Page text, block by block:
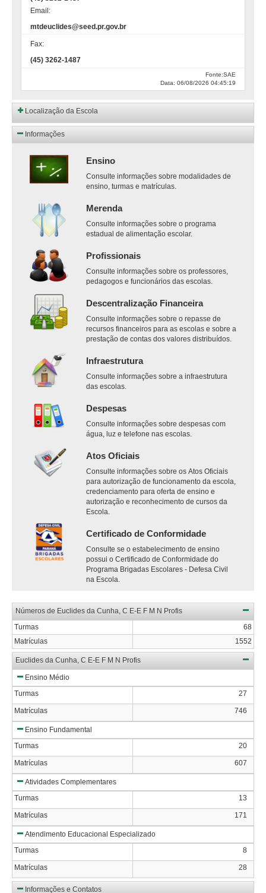
Email:
mtdeuclides@seed.pr.gov.br
Fax:
(45) 3262-1487
Fonte:SAE
Data: 06/08/2026 04:45:19
Localização da Escola
Informações
Ensino
Consulte informações sobre modalidades de
ensino, turmas e matrículas.
Merenda
Consulte informações sobre o programa
estadual de alimentação escolar.
Profissionais
Consulte informações sobre os professores,
pedagogos e funcionários das escolas.
Descentralização Financeira
Consulte informações sobre o repasse de
recursos financeiros para as escolas e sobre a
prestação de contas dos valores distribuídos.
Infraestrutura
Consulte informações sobre a infraestrutura
das escolas.
Despesas
Consulte informações sobre despesas com
água, luz e telefone nas escolas.
Atos Oficiais
Consulte informações sobre os Atos Oficiais
para autorização de funcionamento da escola,
credenciamento para oferta de ensino e
autorização e reconhecimento de cursos da
Escola.
Certificado de Conformidade
Consulte se o estabelecimento de ensino
possui o Certificado de Conformidade do
Programa Brigadas Escolares - Defesa Civil
na Escola.
Números de Euclides da Cunha, C E-E F M N Profis
Turmas
68
Matrículas
1552
Euclides da Cunha, C E-E F M N Profis
Ensino Médio
Turmas
27
Matrículas 746
Ensino Fundamental
Turmas
20
Matrículas 607
Atividades Complementares
Turmas
13
Matrículas 171
Atendimento Educacional Especializado
Turmas
8
Matrículas 28
Informações e Contatos